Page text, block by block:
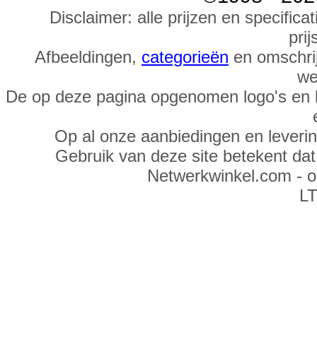
Disclaimer: alle prijzen en
Afbeeldingen, categorieën en
De op deze pagina opgenomen logo's
Op al onze aanbiedingen en
Gebruik van deze site betekent
Netwerkwinkel.com -